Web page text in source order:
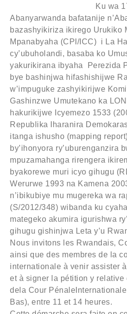
Ku wa
Abanyarwanda bafatanije
bazashyikiriza ikirego Urukiko
Mpanabyaha (CPI/ICC) i La
cy’ubuholandi, basaba ko
yakurikirana ibyaha Perezida
bye bashinjwa hifashishijwe
w’impuguke zashyikirijwe
Gashinzwe Umutekano ka
hakurikijwe Icyemezo 1533
Republika Iharanira
itanga ishusho (mapping
by’ihonyora ry’uburenganzira
mpuzamahanga rirengera
byakorewe muri icyo gihugu
Werurwe 1993 na Kamena
n’ibikubiye mu mugereka wa
(S/2012/348) wibanda ku
mategeko akumira igurishwa
gihugu gishinjwa Leta y’u
Nous invitons les Rwandais,
ainsi que des membres de la
internationale à venir assister
et à signer la pétition y relative
dela Cour
Bas), entre 11 et 14 heures.